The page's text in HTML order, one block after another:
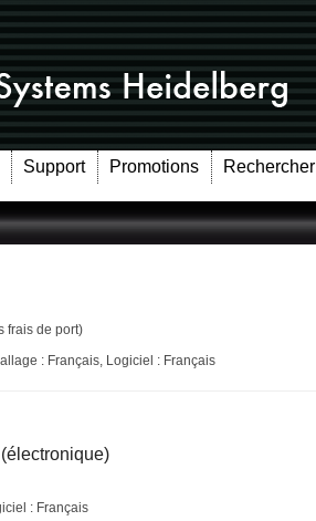
Support Promotions Rechercher
frais de port)
: Français, Logiciel : Français
: Français